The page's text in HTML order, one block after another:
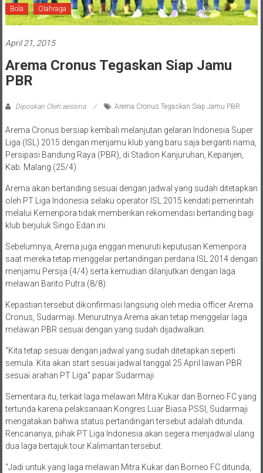
Bola Olahraga
April 21, 2015
Arema Cronus Tegaskan Siap Jamu
PBR
Diposkan Oleh:aessina Arema Cronus Tegaskan Siap Jamu PBR
Arema Cronus bersiap kembali melanjutan gelaran Indonesia Super
Liga (ISL) 2015 dengan menjamu klub yang baru saja berganti nama,
Persipasi Bandung Raya (PBR), di Stadion Kanjuruhan, Kepanjen,
Kab. Malang (25/4).
Arema akan bertanding sesuai dengan jadwal yang sudah ditetapkan
oleh PT Liga Indonesia selaku operator ISL 2015 kendati pemerintah
melalui Kemenpora tidak memberikan rekomendasi bertanding bagi
klub berjuluk Singo Edan ini.
Sebelumnya, Arema juga enggan menuruti keputusan Kemenpora
saat mereka tetap menggelar pertandingan perdana ISL 2014 dengan
menjamu Persija (4/4) serta kemudian dilanjutkan dengan laga
melawan Barito Putra (8/8).
Kepastian tersebut dikonfirmasi langsung oleh media officer Arema
Cronus, Sudarmaji. Menurutnya Arema akan tetap menggelar laga
melawan PBR sesuai dengan yang sudah dijadwalkan.
“Kita tetap sesuai dengan jadwal yang sudah ditetapkan seperti
semula. Kita akan start sesuai jadwal tanggal 25 April lawan PBR
sesuai arahan PT Liga” papar Sudarmaji.
Sementara itu, terkait laga melawan Mitra Kukar dan Borneo FC yang
tertunda karena pelaksanaan Kongres Luar Biasa PSSI, Sudarmaji
mengatakan bahwa status pertandingan tersebut adalah ditunda.
Rencananya, pihak PT Liga Indonesia akan segera menjadwal ulang
dua laga bertajuk tour Kalimantan tersebut.
“Jadi untuk yang laga melawan Mitra Kukar dan Borneo FC ditunda,